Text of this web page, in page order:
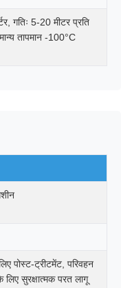
गतिः 5-20 मीटर प्रति
तापमान -100°C
पोस्ट-ट्रीटमेंट, परिवहन
लिए सुरक्षात्मक परत लागू